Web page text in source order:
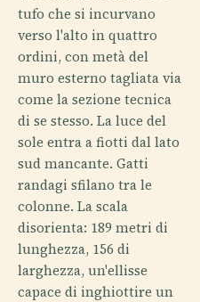
tufo che si incurvano
verso l'alto in quattro
ordini, con metà del
muro esterno tagliata via
come la sezione tecnica
di se stesso. La luce del
sole entra a fiotti dal lato
sud mancante. Gatti
randagi sfilano tra le
colonne. La scala
disorienta: 189 metri di
lunghezza, 156 di
larghezza, un'ellisse
capace di inghiottire un